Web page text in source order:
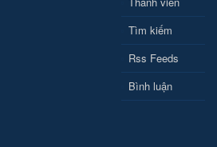
Tìm kiếm
Rss Feeds
Bình luận